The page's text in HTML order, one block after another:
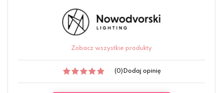
Zobacz wszystkie produkty
(0) Dodaj opinię